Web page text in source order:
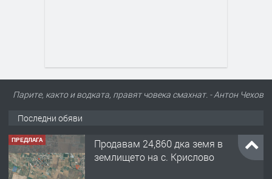
Парите, както и водката, правят човека смахнат. - Антон Чехов
Последни обяви
ПРЕДЛАГА
Продавам 24,860 дка земя в
землището на с. Крислово